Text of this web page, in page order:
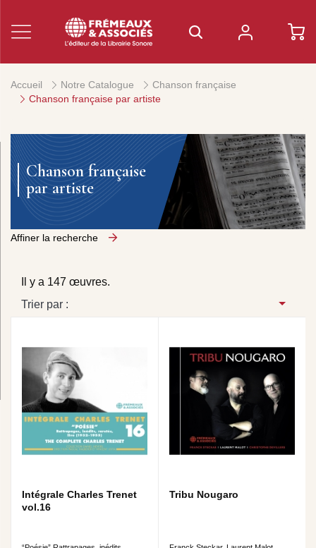
Accueil Notre Catalogue
Chanson française
Chanson française par artiste
Chanson française
par artiste
Affiner la recherche
Il y a 147 œuvres.
Trier par :
Intégrale Charles Trenet
vol.16
Tribu Nougaro